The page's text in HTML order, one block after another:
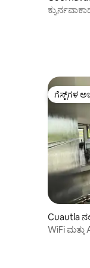
ಗೆಸ್ಟ್‌ಗಳ
ಗೆಸ್ಟ್‌ಗಳ
Cuautla
WiFi